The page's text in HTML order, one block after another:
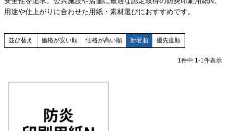
用途や仕上がりに合わせた用紙・素材選びにおすすめです。
並び替え 価格が安い順 価格が高い順 新着順 優先度順
1件中 1-1件表示